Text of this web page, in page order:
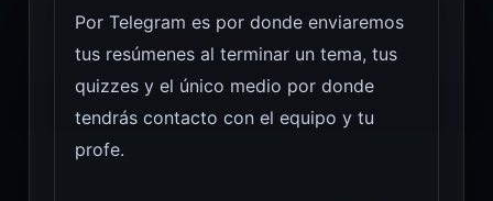
Por Telegram es por donde enviaremos
tus resúmenes al terminar un tema, tus
quizzes y el único medio por donde
tendrás contacto con el equipo y tu
profe.